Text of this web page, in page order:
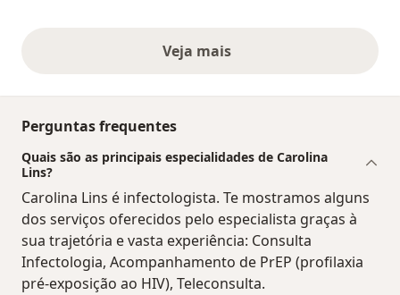
Veja maisopiniões acima
Perguntas frequentes
Quais são as principais especialidades de Carolina
Lins?
Carolina Lins é infectologista. Te mostramos alguns
dos serviços oferecidos pelo especialista graças à
sua trajetória e vasta experiência: Consulta
Infectologia, Acompanhamento de PrEP (profilaxia
pré-exposição ao HIV), Teleconsulta.